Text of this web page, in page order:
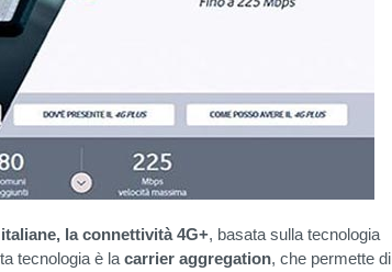
la connettività 4G+, basata sulla tecnologia
tecnologia è la carrier aggregation, che permette di